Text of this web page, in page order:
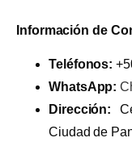
Información de
Teléfonos:
WhatsApp:
Dirección:
Ciudad de